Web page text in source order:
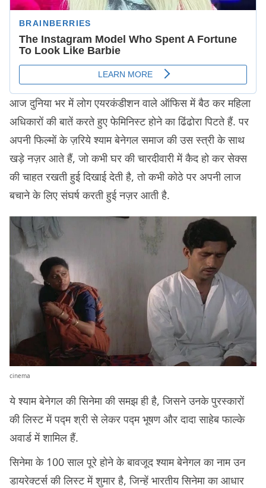
आज दुनिया भर में लोग एयरकंडीशन वाले ऑफिस में बैठ कर महिला
अधिकारों की बातें करते हुए फेमिनिस्ट होने का ढिंढोरा पिटते हैं. पर
अपनी फिल्मों के ज़रिये श्याम बेनेगल समाज की उस स्त्री के साथ
खड़े नज़र आते हैं, जो कभी घर की चारदीवारी में कैद हो कर सेक्स
की चाहत रखती हुई दिखाई देती है, तो कभी कोठे पर अपनी लाज
बचाने के लिए संघर्ष करती हुई नज़र आती है.
cinema
ये श्याम बेनेगल की सिनेमा की समझ ही है, जिसने उनके पुरस्कारों
की लिस्ट में पद्म श्री से लेकर पद्म भूषण और दादा साहेब फाल्के
अवार्ड में शामिल हैं.
सिनेमा के 100 साल पूरे होने के बावजूद श्याम बेनेगल का नाम उन
डायरेक्टर्स की लिस्ट में शुमार है, जिन्हें भारतीय सिनेमा का आधार